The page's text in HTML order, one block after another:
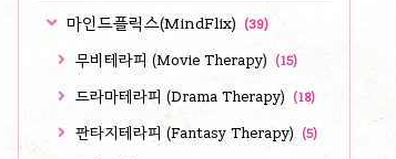
마인드플릭스(MindFlix) (39)
무비테라피 (Movie Therapy) (15)
드라마테라피 (Drama Therapy) (18)
판타지테라피 (Fantasy Therapy) (5)